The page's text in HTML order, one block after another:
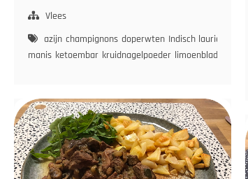
Vlees
azijn champignons doperwten Indisch laurierblad
manis ketoembar kruidnagelpoeder limoenblad